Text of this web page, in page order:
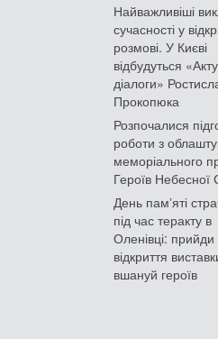
Найважливіші
сучасності у
розмові. У Києві
відбудуться
діалоги»
Прокопюка
Розпочалися
роботи з
меморіального
Героїв Небесної
День памʼяті
під час теракту в
Оленівці: прийди
відкриття
вшануй героїв